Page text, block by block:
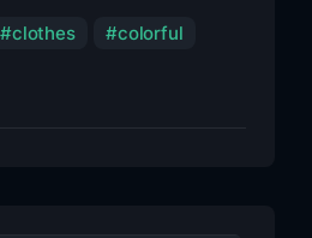
clothes
colorful